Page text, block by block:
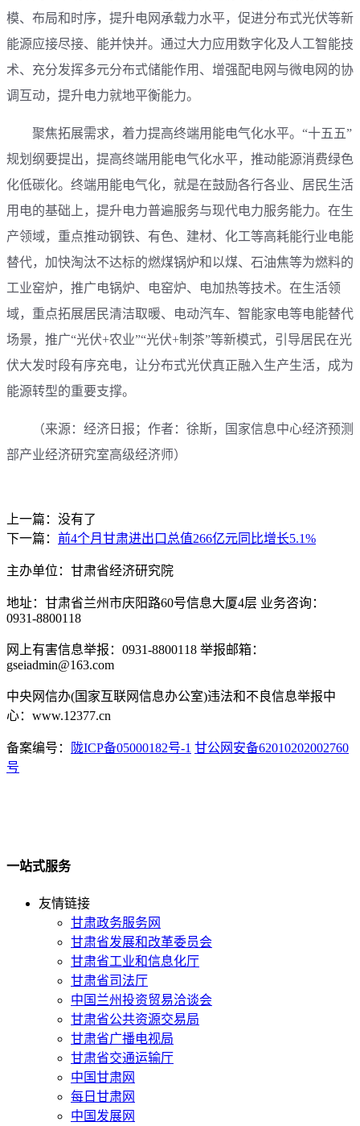
模、布局和时序，提升电网承载力水平，促进分布式光伏等新
能源应接尽接、能并快并。通过大力应用数字化及人工智能技
术、充分发挥多元分布式储能作用、增强配电网与微电网的协
调互动，提升电力就地平衡能力。
聚焦拓展需求，着力提高终端用能电气化水平。“十五五”
规划纲要提出，提高终端用能电气化水平，推动能源消费绿色
化低碳化。终端用能电气化，就是在鼓励各行各业、居民生活
用电的基础上，提升电力普遍服务与现代电力服务能力。在生
产领域，重点推动钢铁、有色、建材、化工等高耗能行业电能
替代，加快淘汰不达标的燃煤锅炉和以煤、石油焦等为燃料的
工业窑炉，推广电锅炉、电窑炉、电加热等技术。在生活领
域，重点拓展居民清洁取暖、电动汽车、智能家电等电能替代
场景，推广“光伏+农业”“光伏+制茶”等新模式，引导居民在光
伏大发时段有序充电，让分布式光伏真正融入生产生活，成为
能源转型的重要支撑。
（来源：经济日报；作者：徐斯，国家信息中心经济预测
部产业经济研究室高级经济师）
上一篇：没有了
下一篇： 前4个月甘肃进出口总值266亿元同比增长5.1%
主办单位：甘肃省经济研究院
地址：甘肃省兰州市庆阳路60号信息大厦4层 业务咨询：
0931-8800118
网上有害信息举报：0931-8800118 举报邮箱：
gseiadmin@163.com
中央网信办(国家互联网信息办公室)违法和不良信息举报中
心：www.12377.cn
备案编号： 陇ICP备05000182号-1 甘公网安备62010202002760
号
一站式服务
友情链接
甘肃政务服务网
甘肃省发展和改革委员会
甘肃省工业和信息化厅
甘肃省司法厅
中国兰州投资贸易洽谈会
甘肃省公共资源交易局
甘肃省广播电视局
甘肃省交通运输厅
中国甘肃网
每日甘肃网
中国发展网